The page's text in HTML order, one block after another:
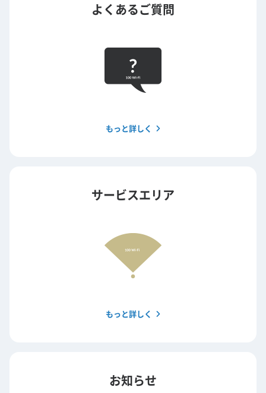
よくあるご質問
もっと詳しく
サービスエリア
もっと詳しく
お知らせ